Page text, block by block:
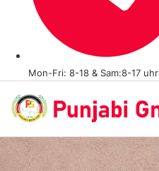
Mon-Fri: 8-18 & Sam:8-17 uhr